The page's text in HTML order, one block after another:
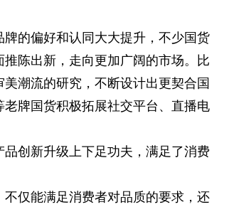
的偏好和认同大大提升，不少国货
陈出新，走向更加广阔的市场。比
潮流的研究，不断设计出更契合国
牌国货积极拓展社交平台、直播电
创新升级上下足功夫，满足了消费
仅能满足消费者对品质的要求，还